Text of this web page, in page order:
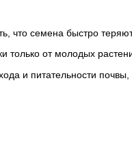
что семена быстро теряют
только от молодых
и питательности